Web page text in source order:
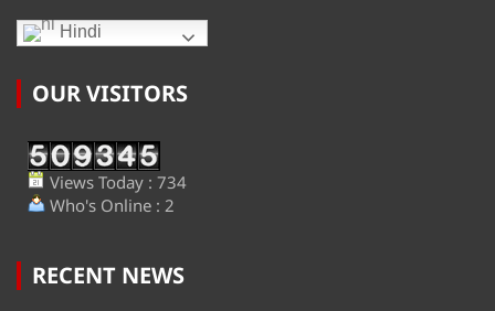
Hindi
OUR VISITORS
Views Today : 734
Who's Online : 2
RECENT NEWS